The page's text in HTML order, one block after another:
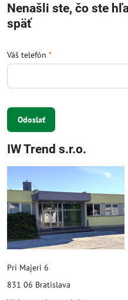
Nenašli ste, čo ste
späť
Váš telefón *
Odoslať
IW Trend s.r.o.
Pri Majeri 6
831 06 Bratislava